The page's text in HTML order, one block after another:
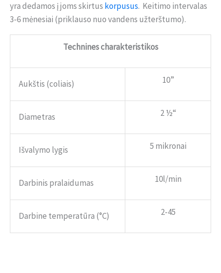
yra dedamos į joms skirtus korpusus. Keitimo intervalas
3-6 mėnesiai (priklauso nuo vandens užterštumo).
Technines charakteristikos
Aukštis (coliais) 10”
Diametras 2 ½“
Išvalymo lygis 5 mikronai
Darbinis pralaidumas 10l/min
Darbine temperatūra (°C) 2-45